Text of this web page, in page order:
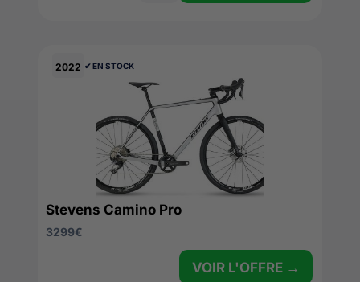
2022 ✔︎ EN STOCK
Stevens Camino Pro
3299€
VOIR L'OFFRE →